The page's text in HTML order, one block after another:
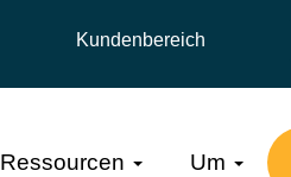
Kundenbereich
Ressourcen Um